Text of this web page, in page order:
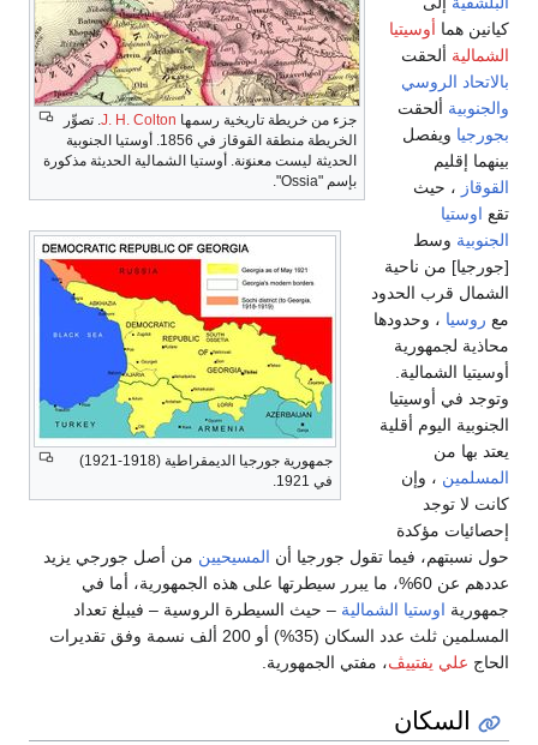
جزء من خريطة تاريخية رسمها J. H. Colton. تصوِّر
الخريطة منطقة القوقاز في 1856. أوستيا الجنوبية
الحديثة ليست معنوَنة. أوستيا الشمالية الحديثة مذكورة
جمهورية جورجيا الديمقراطية (1918-1921)
في 1921.
أوسيتيا
ألحقت
الروسي
ألحقت
ويفصل
، حيث
وسط
من ناحية
قرب الحدود
، وحدودها
لجمهورية
الشمالية.
أوسيتيا
اليوم أقلية
من
، وإن
توجد
مؤكدة
فيما تقول جورجيا أن المسيحيين من أصل جورجي يزيد
عددهم عن 60%، ما يبرر سيطرتها على هذه الجمهورية، أما في
اوستيا الشمالية– حيث السيطرة الروسية – فيبلغ تعداد
المسلمين ثلث عدد السكان (35%) أو 200 ألف نسمة وفق تقديرات
يفتييڤ، مفتي الجمهورية.